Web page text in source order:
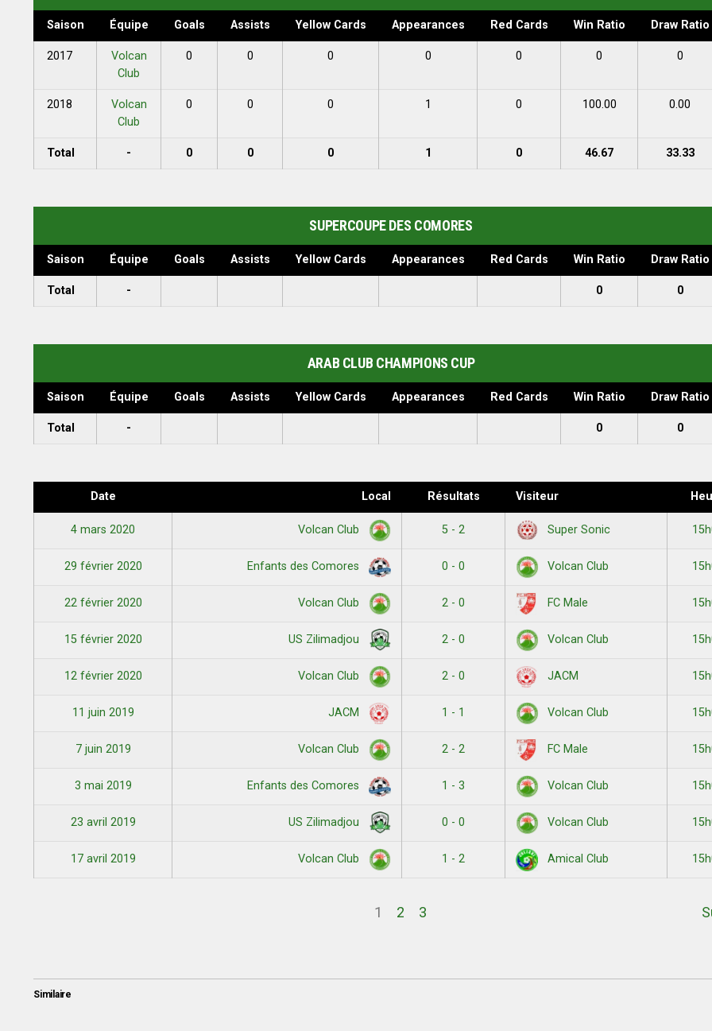
Saison Équipe Goals Assists Yellow Cards Appearances Red Cards Win Ratio Draw Ratio
2017
Volcan
Club
0 0 0 0 0 0 0
2018
Volcan
Club
0 0 0 1 0 100.00 0.00
Total - 0 0 0 1 0 46.67 33.33
SUPERCOUPE DES COMORES
Saison Équipe Goals Assists Yellow Cards Appearances Red Cards Win Ratio Draw Ratio
Total - 0 0
ARAB CLUB CHAMPIONS CUP
Saison Équipe Goals Assists Yellow Cards Appearances Red Cards Win Ratio Draw Ratio
Total - 0 0
Date Local Résultats Visiteur
4 mars 2020 Volcan Club 5 - 2 Super Sonic
29 février 2020 Enfants des Comores 0 - 0 Volcan Club
22 février 2020 Volcan Club 2 - 0 FC Male
15 février 2020 US Zilimadjou 2 - 0 Volcan Club
12 février 2020 Volcan Club 2 - 0 JACM
11 juin 2019 JACM 1 - 1 Volcan Club
7 juin 2019 Volcan Club 2 - 2 FC Male
3 mai 2019 Enfants des Comores 1 - 3 Volcan Club
23 avril 2019 US Zilimadjou 0 - 0 Volcan Club
17 avril 2019 Volcan Club 1 - 2 Amical Club
1 2 3
Similaire